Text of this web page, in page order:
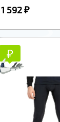
1 592 ₽
₽₽